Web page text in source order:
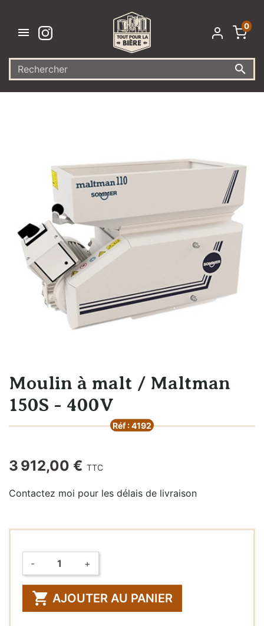


0
Moulin à malt / Maltman
150S - 400V
Réf : 4192
3 912,00 € TTC
Contactez moi pour les délais de livraison
Quantité
- +
 AJOUTER AU PANIER